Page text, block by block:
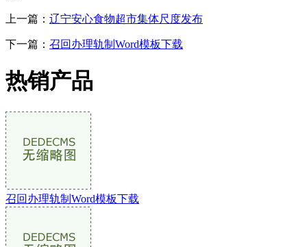
上一篇： 辽宁安心食物超市集体尺度发布
下一篇： 召回办理轨制Word模板下载
热销产品
召回办理轨制Word模板下载